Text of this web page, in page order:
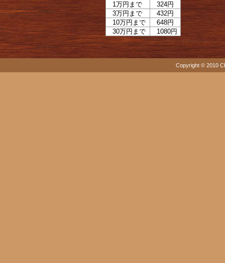
1万円まで
324円
3万円まで
432円
10万円まで
648円
30万円まで
1080円
Copyright © 2010